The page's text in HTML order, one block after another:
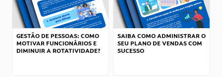
GESTÃO DE PESSOAS: COMO
MOTIVAR FUNCIONÁRIOS E
DIMINUIR A ROTATIVIDADE?
SAIBA COMO ADMINISTRAR O
SEU PLANO DE VENDAS COM
SUCESSO